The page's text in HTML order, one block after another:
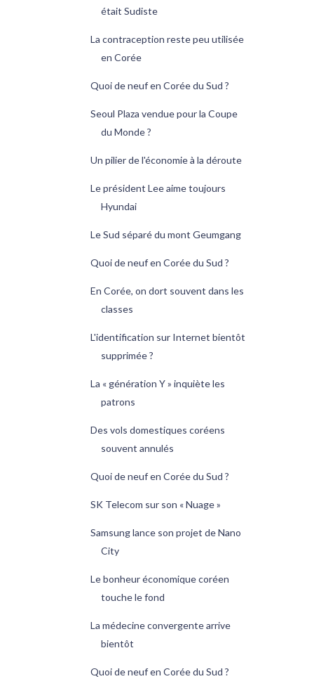
était Sudiste
La contraception reste peu utilisée
en Corée
Quoi de neuf en Corée du Sud ?
Seoul Plaza vendue pour la Coupe
du Monde ?
Un pilier de l'économie à la déroute
Le président Lee aime toujours
Hyundai
Le Sud séparé du mont Geumgang
Quoi de neuf en Corée du Sud ?
En Corée, on dort souvent dans les
classes
L'identification sur Internet bientôt
supprimée ?
La « génération Y » inquiète les
patrons
Des vols domestiques coréens
souvent annulés
Quoi de neuf en Corée du Sud ?
SK Telecom sur son « Nuage »
Samsung lance son projet de Nano
City
Le bonheur économique coréen
touche le fond
La médecine convergente arrive
bientôt
Quoi de neuf en Corée du Sud ?